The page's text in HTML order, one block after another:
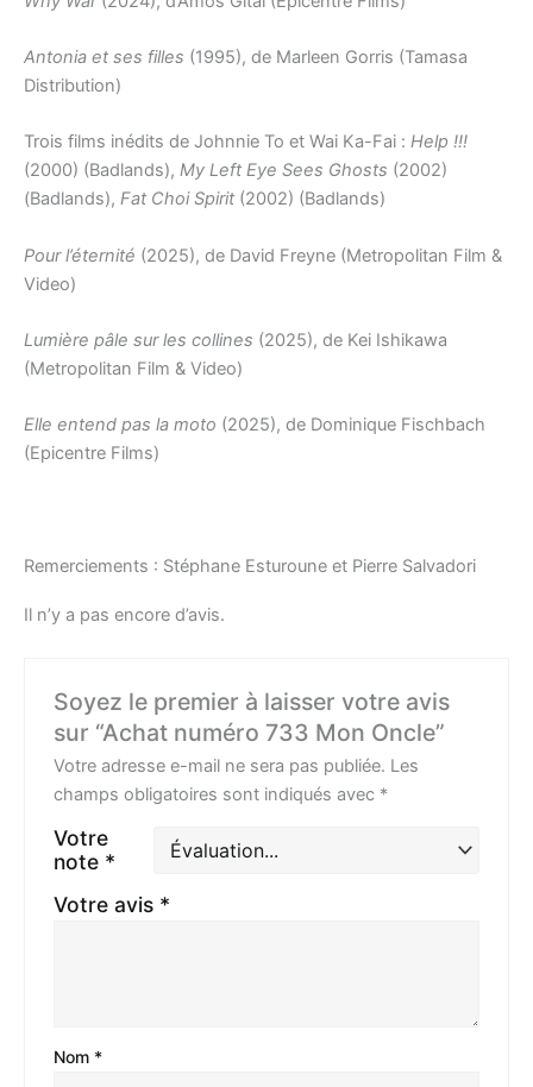
Antonia et ses filles (1995), de Marleen Gorris (Tamasa
Distribution)
Trois films inédits de Johnnie To et Wai Ka-Fai : Help !!!
(2000) (Badlands), My Left Eye Sees Ghosts (2002)
(Badlands), Fat Choi Spirit (2002) (Badlands)
Pour l’éternité (2025), de David Freyne (Metropolitan Film &
Video)
Lumière pâle sur les collines (2025), de Kei Ishikawa
(Metropolitan Film & Video)
Elle entend pas la moto (2025), de Dominique Fischbach
(Epicentre Films)
Remerciements : Stéphane Esturoune et Pierre Salvadori
Il n’y a pas encore d’avis.
Soyez le premier à laisser votre avis
sur “Achat numéro 733 Mon Oncle”
Votre adresse e-mail ne sera pas publiée. Les
champs obligatoires sont indiqués avec *
Votre
note *
Votre avis *
Nom *